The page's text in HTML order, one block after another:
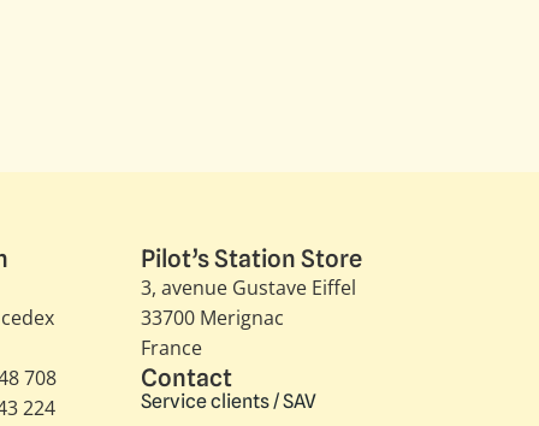
708
224
Pilot’s Station Store
3, avenue Gustave Eiffel​
33700 Merignac
France
Contact
Service clients / SAV